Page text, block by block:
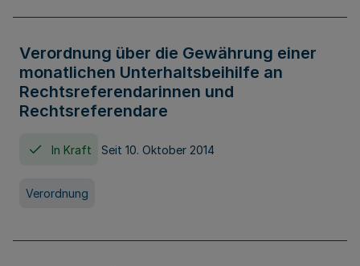
Verordnung über die Gewährung einer
monatlichen Unterhaltsbeihilfe an
Rechtsreferendarinnen und
Rechtsreferendare
In Kraft Seit 10. Oktober 2014
Verordnung